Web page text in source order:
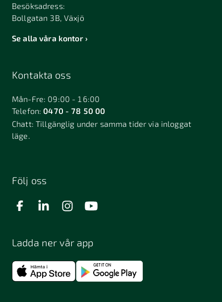
Besöksadress:
Bollgatan 3B, Växjö
Se alla våra kontor
Kontakta oss
Mån-Fre: 09:00 - 16:00
Telefon:0470 - 78 50 00
Chatt:Tillgänglig under samma tider via inloggat
läge.
Följ oss
Ladda ner vår app